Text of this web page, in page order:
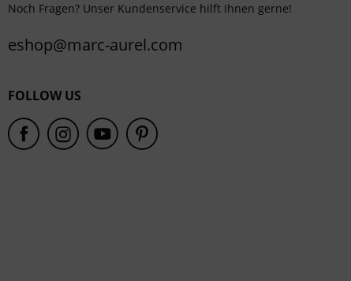
Noch Fragen? Unser Kundenservice hilft Ihnen gerne!
eshop@marc-aurel.com
FOLLOW US